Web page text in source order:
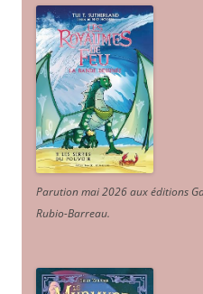
Parution mai 2026 aux éditions
Rubio-Barreau.